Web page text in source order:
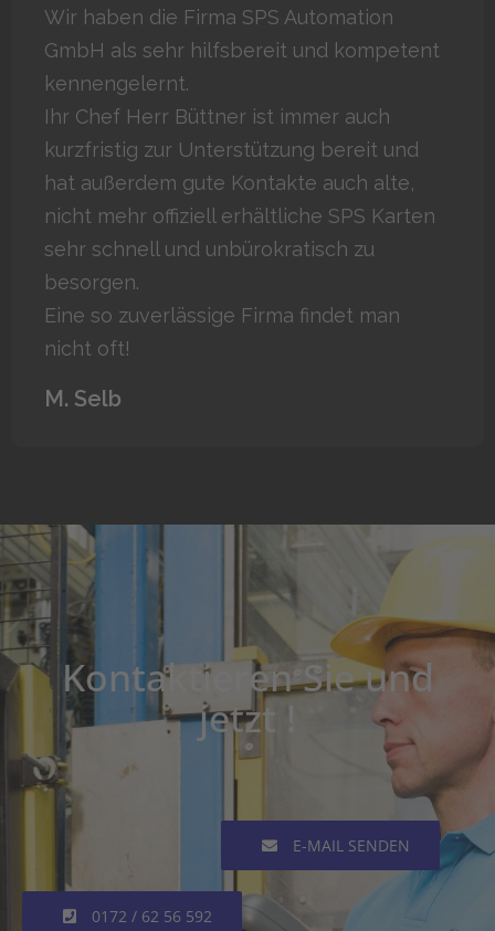
Wir haben die Firma SPS Automation
GmbH als sehr hilfsbereit und kompetent
kennengelernt.
Ihr Chef Herr Büttner ist immer auch
kurzfristig zur Unterstützung bereit und
hat außerdem gute Kontakte auch alte,
nicht mehr offiziell erhältliche SPS Karten
sehr schnell und unbürokratisch zu
besorgen.
Eine so zuverlässige Firma findet man
nicht oft!
M. Selb
Kontaktieren Sie und
jetzt !
E-MAIL SENDEN
0172 / 62 56 592